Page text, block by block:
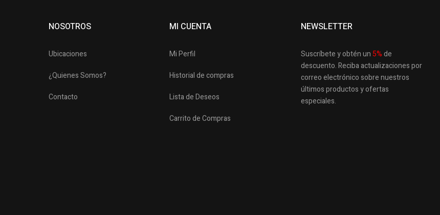
NOSOTROS
Ubicaciones
¿Quienes Somos?
Contacto
MI CUENTA
Mi Perfil
Historial de compras
Lista de Deseos
Carrito de Compras
NEWSLETTER
Suscríbete y obtén un 5%de
descuento.Reciba actualizaciones por
correo electrónico sobre nuestros
últimos productosy ofertas
especiales.